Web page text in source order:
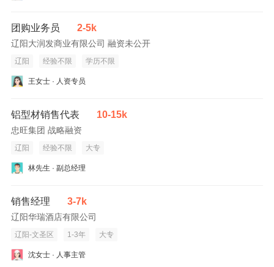
团购业务员 2-5k
辽阳大润发商业有限公司 融资未公开
辽阳 经验不限 学历不限
王女士 · 人资专员
铝型材销售代表 10-15k
忠旺集团 战略融资
辽阳 经验不限 大专
林先生 · 副总经理
销售经理 3-7k
辽阳华瑞酒店有限公司
辽阳-文圣区 1-3年 大专
沈女士 · 人事主管